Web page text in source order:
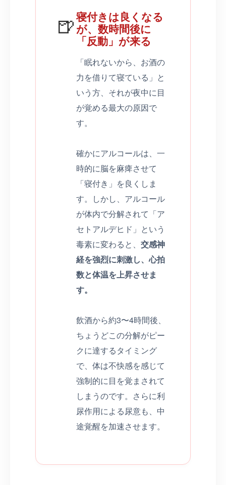
🍺寝付きは良くなる
が、数時間後に
「反動」が来る
「眠れないから、お酒の
力を借りて寝ている」と
いう方、それが夜中に目
が覚める最大の原因で
す。
確かにアルコールは、一
時的に脳を麻痺させて
「寝付き」を良くしま
す。しかし、アルコール
が体内で分解されて「ア
セトアルデヒド」という
毒素に変わると、 交感神
経を強烈に刺激し、心拍
数と体温を上昇させま
す。
飲酒から約3〜4時間後、
ちょうどこの分解がピー
クに達するタイミング
で、体は不快感を感じて
強制的に目を覚まされて
しまうのです。さらに利
尿作用による尿意も、中
途覚醒を加速させます。